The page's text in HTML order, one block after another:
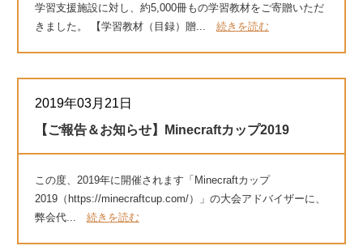
学習支援施設に対し、約5,000冊もの学習教材をご寄贈いただ
きました。 【学習教材（目録）贈... 続きを読む
2019年03月21日
【ご報告＆お知らせ】Minecraftカップ2019
この度、2019年に開催されます「Minecraftカップ
2019（https://minecraftcup.com/）」の大会アドバイザーに、
弊会代... 続きを読む